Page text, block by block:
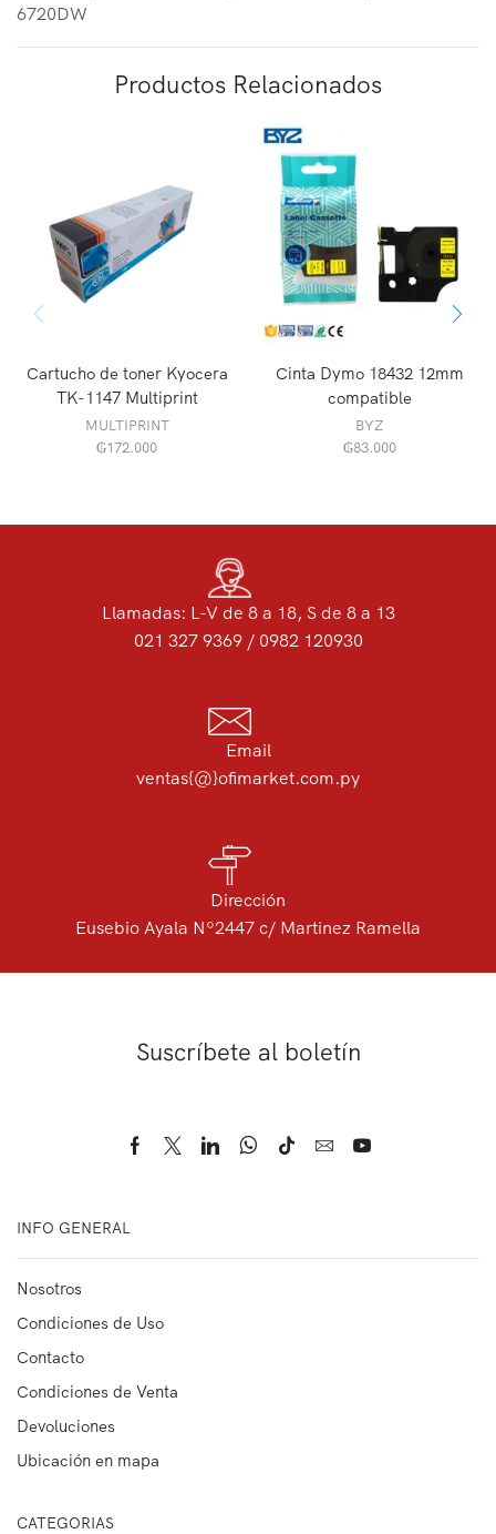
6720DW
Productos Relacionados
Cartucho de toner Kyocera
TK-1147 Multiprint
MULTIPRINT
₲172.000
Cinta Dymo 18432 12mm
compatible
BYZ
₲83.000
Llamadas: L-V de 8 a 18, S de 8 a 13
021 327 9369 / 0982 120930
Email
ventas{@}ofimarket.com.py
Dirección
Eusebio Ayala Nº2447 c/ Martinez Ramella
Suscríbete al boletín
INFO GENERAL
Nosotros
Condiciones de Uso
Contacto
Condiciones de Venta
Devoluciones
Ubicación en mapa
CATEGORIAS